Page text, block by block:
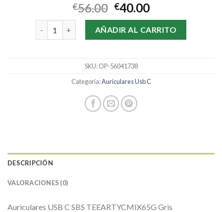
€56.00 €40.00
auriculares usb c cantidadAÑADIR AL CARRITO
SKU:OP-56041738
Categoría:Auriculares Usb C
DESCRIPCIÓN
VALORACIONES (0)
Auriculares USB C SBS TEEARTYCMIX65G Gris